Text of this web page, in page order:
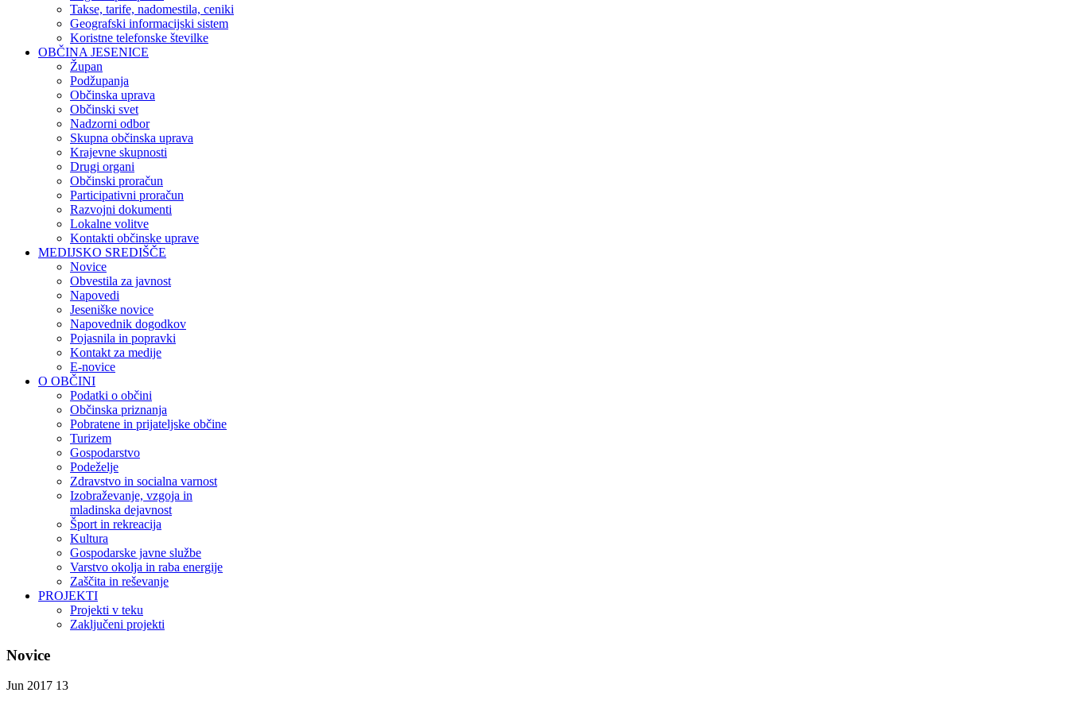
Takse, tarife, nadomestila, ceniki
Geografski informacijski sistem
Koristne telefonske številke
OBČINA JESENICE
Župan
Podžupanja
Občinska uprava
Občinski svet
Nadzorni odbor
Skupna občinska uprava
Krajevne skupnosti
Drugi organi
Občinski proračun
Participativni proračun
Razvojni dokumenti
Lokalne volitve
Kontakti občinske uprave
MEDIJSKO SREDIŠČE
Novice
Obvestila za javnost
Napovedi
Jeseniške novice
Napovednik dogodkov
Pojasnila in popravki
Kontakt za medije
E-novice
O OBČINI
Podatki o občini
Občinska priznanja
Pobratene in prijateljske občine
Turizem
Gospodarstvo
Podeželje
Zdravstvo in socialna varnost
Izobraževanje, vzgoja in
mladinska dejavnost
Šport in rekreacija
Kultura
Gospodarske javne službe
Varstvo okolja in raba energije
Zaščita in reševanje
PROJEKTI
Projekti v teku
Zaključeni projekti
Novice
Jun 2017 13